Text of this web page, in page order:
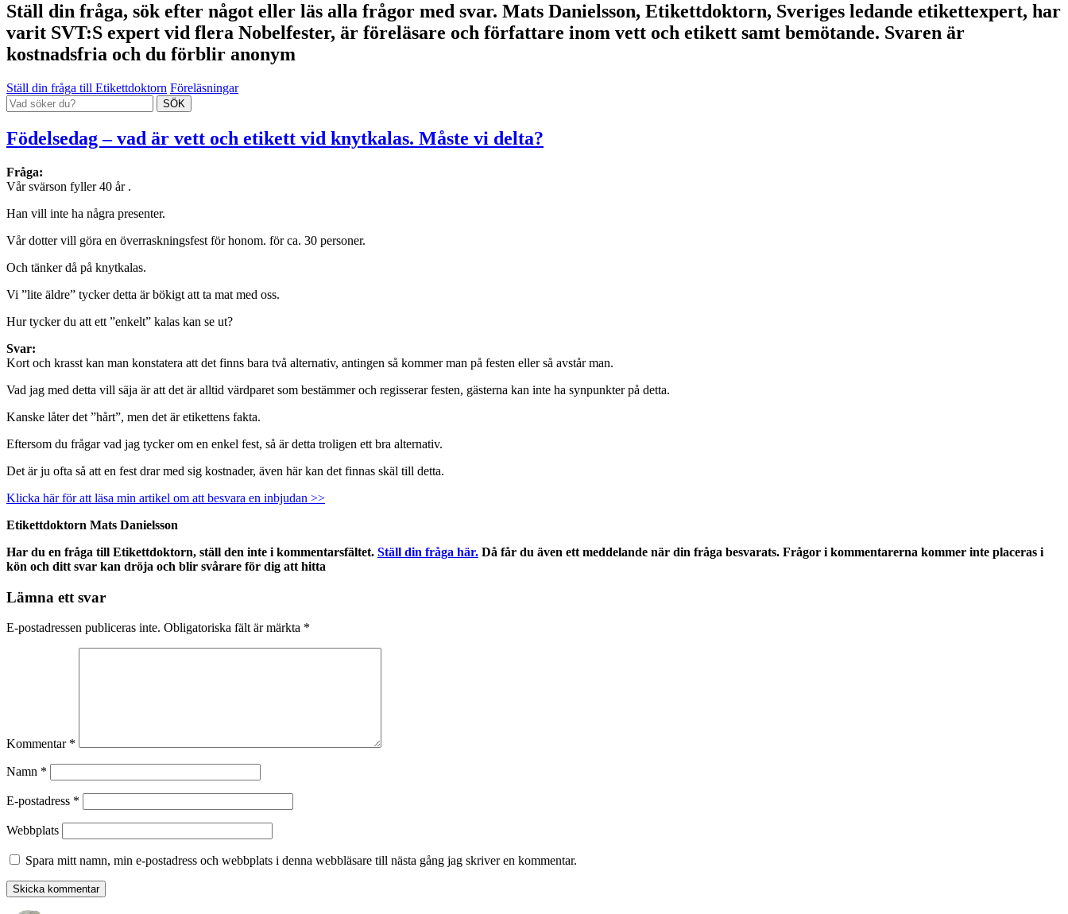
Ställ din fråga, sök efter något eller läs alla frågor med svar. Mats Danielsson, Etikettdoktorn, Sveriges ledande etikettexpert, har
varit SVT:S expert vid flera Nobelfester, är föreläsare och författare inom vett och etikett samt bemötande. Svaren är
kostnadsfria och du förblir anonym
Ställ din fråga till Etikettdoktorn Föreläsningar
Födelsedag – vad är vett och etikett vid knytkalas. Måste vi delta?
Fråga:
Vår svärson fyller 40 år .
Han vill inte ha några presenter.
Vår dotter vill göra en överraskningsfest för honom. för ca. 30 personer.
Och tänker då på knytkalas.
Vi ”lite äldre” tycker detta är bökigt att ta mat med oss.
Hur tycker du att ett ”enkelt” kalas kan se ut?
Svar:
Kort och krasst kan man konstatera att det finns bara två alternativ, antingen så kommer man på festen eller så avstår man.
Vad jag med detta vill säja är att det är alltid värdparet som bestämmer och regisserar festen, gästerna kan inte ha synpunkter på detta.
Kanske låter det ”hårt”, men det är etikettens fakta.
Eftersom du frågar vad jag tycker om en enkel fest, så är detta troligen ett bra alternativ.
Det är ju ofta så att en fest drar med sig kostnader, även här kan det finnas skäl till detta.
Klicka här för att läsa min artikel om att besvara en inbjudan >>
Etikettdoktorn Mats Danielsson
Har du en fråga till Etikettdoktorn, ställ den inte i kommentarsfältet. Ställ din fråga här. Då får du även ett meddelande när din fråga besvarats. Frågor i kommentarerna kommer inte placeras i
kön och ditt svar kan dröja och blir svårare för dig att hitta
Lämna ett svar
E-postadressen publiceras inte. Obligatoriska fält är märkta *
Kommentar *
Namn *
E-postadress *
Webbplats
Spara mitt namn, min e-postadress och webbplats i denna webbläsare till nästa gång jag skriver en kommentar.